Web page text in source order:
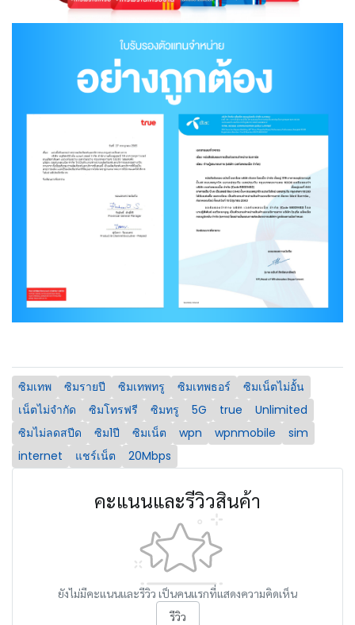
ซิมเทพ ซิมรายปี ซิมเทพทรู ซิมเทพธอร์
ซิมเน็ตไม่อั้น
เน็ตไม่จำกัด
ซิมโทรฟรี ซิมทรู 5G true
Unlimited
ซิมไม่ลดสปีด
ซิม1ปี ซิมเน็ต wpn wpnmobile
sim
internet
แชร์เน็ต 20Mbps
คะแนนและรีวิวสินค้า
ยังไม่มีคะแนนและรีวิว เป็นคนแรกที่แสดงความคิดเห็น
รีวิว